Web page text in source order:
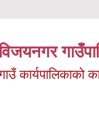
कार्यपालिकाको